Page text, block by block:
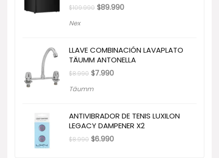
$109.990 El
$89.990El
Nex
LLAVE COMBINACIÓN LAVAPLATO
TÄUMM ANTONELLA
$8.990 El
original
$7.990El
Täumm
ANTIVIBRADOR DE TENIS LUXILON
LEGACY DAMPENER X2
$8.990 El
$6.990El